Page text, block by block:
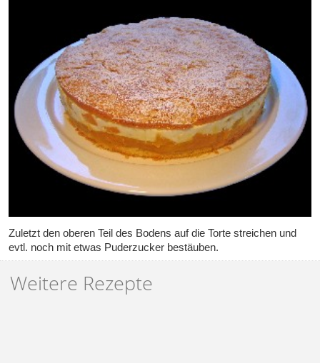
Zuletzt den oberen Teil des Bodens auf die Torte streichen und
evtl. noch mit etwas Puderzucker bestäuben.
Weitere Rezepte